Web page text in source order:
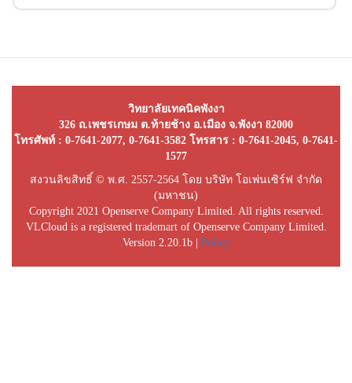
วิทยาลัยเทคนิคพังงา
326 ถ.เพชรเกษม ต.ท้ายช้าง อ.เมือง จ.พังงา 82000
โทรศัพท์ : 0-7641-2077, 0-7641-3582 โทรสาร : 0-7641-2045, 0-7641-
1577
สงวนลิขสิทธิ์ © พ.ศ. 2557-2564 โดย บริษัท โอเพ่นเซิร์ฟ จำกัด
(มหาชน)
Copyright 2021 Openserve Company Limited. All rights reserved.
VLCloud is a registered trademart of Openserve Company Limited.
Version 2.20.1b | Policy